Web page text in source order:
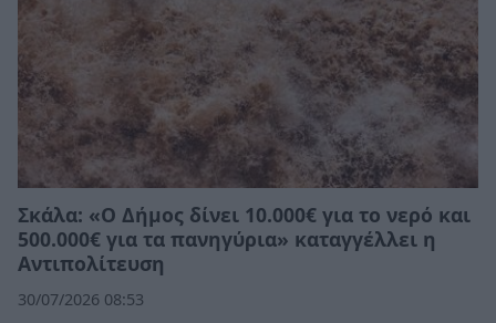
Σκάλα: «Ο Δήμος δίνει 10.000€ για το νερό και
500.000€ για τα πανηγύρια» καταγγέλλει η
Αντιπολίτευση
30/07/2026 08:53